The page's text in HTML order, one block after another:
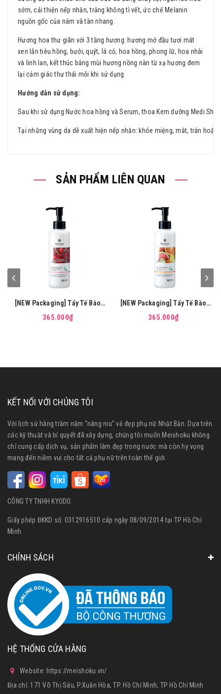
sớm, cải thiện nếp nhăn, trắng không tì vết, ức chế Melanin
nguồn gốc của nám và tàn nhang.
Hương hoa thư giãn với 3 tầng hương: hương mở đầu tươi mát
xen lẫn tiêu hồng, bưởi, quýt, lá cỏ, hoa hồng, phong lữ, hoa nhài
và linh lan, kết thúc bằng mùi hương nồng nàn từ xạ hương đem
lại cảm giác thư thái mỗi khi sử dụng.
Hướng dẫn sử dụng:
Sau khi sử dụng Nước hoa hồng và Serum, thoa Kem dưỡng Medi
Tại những vùng da dễ xuất hiện nếp nhăn: khóe miệng, mắt, trán
SẢN PHẨM LIÊN QUAN
[NEW Packaging] Tẩy Tế Bào
Chết Da Mặt MEISHOKU Detclear
AHA BHA (Hương dâu) 180ml
365.000₫
[NEW Packaging] Tẩy Tế Bào
Chết Da Mặt MEISHOKU Detclear
AHA BHA (Hương trái cây) 180ml
365.000₫
KẾT NỐI VỚI CHÚNG TÔI
Với lịch sử hàng trăm năm “nâng niu” vẻ đẹp phụ nữ Nhật Bản. Dựa trên
các kỹ thuật và bí quyết đã xây dựng, chúng tôi muốn Meishoku không
chỉ cung cấp dịch vụ, sản phẩm làm đẹp trong nước mà còn hy vọng
mang đến niềm vui cho tất cả phụ nữ trên toàn thế giới.
CÔNG TY TNHH KYODO.
Giấy phép ĐKKD số: 0312916510 cấp ngày 08/09/2014 tại TP Hồ Chí
Minh
CHÍNH SÁCH
HỆ THỐNG CỬA HÀNG
Website: https://meishoku.vn/
Địa chỉ: 171 Võ Thị Sáu, P.Xuân Hòa, TP. Hồ Chí Minh, TP Hồ Chí Minh